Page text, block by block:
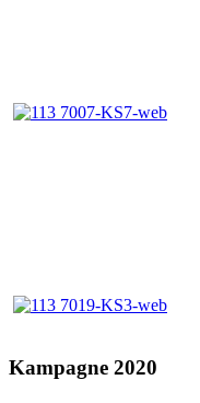
Kampagne 2020